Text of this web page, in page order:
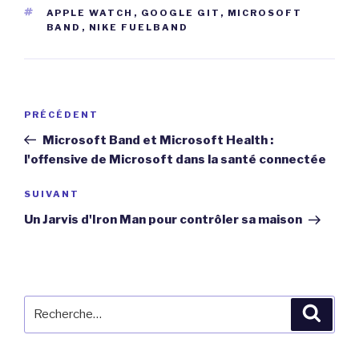
ÉTIQUETTES
APPLE WATCH , GOOGLE GIT , MICROSOFT
BAND , NIKE FUELBAND
Navigation
l’article
Article
précédent
PRÉCÉDENT
Microsoft Band et Microsoft Health :
l'offensive de Microsoft dans la santé connectée
Article
suivant
SUIVANT
Un Jarvis d'Iron Man pour contrôler sa maison